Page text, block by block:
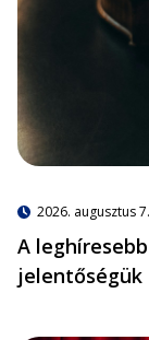
2026. augusztus 7.
A
jelentőségük